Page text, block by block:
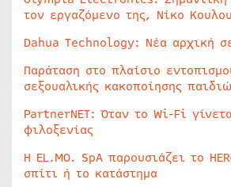
τον εργαζόμενο της, Νίκο
Dahua Technology: Νέα αρχική
Παράταση στο πλαίσιο
σεξουαλικής κακοποίησης
PartnerNET: Όταν το Wi-Fi
φιλοξενίας
Η EL.MO. SpA παρουσιάζει το
σπίτι ή το κατάστημα